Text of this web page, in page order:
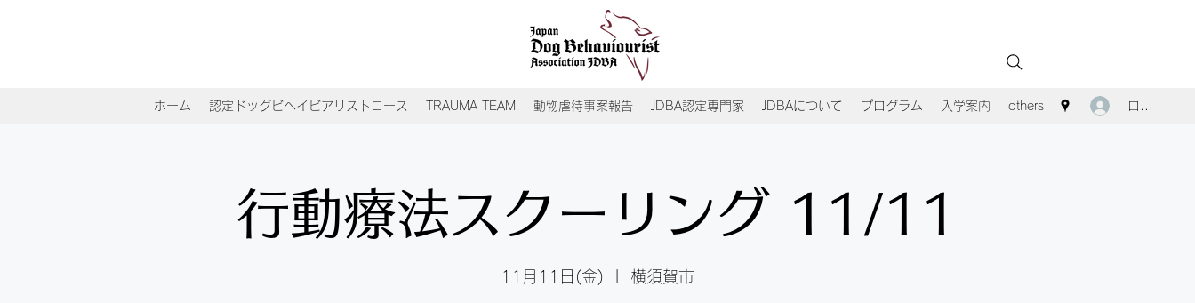
ホーム 認定ドッグビヘイビアリストコース TRAUMA TEAM 動物虐待事案報告 JDBA認定専門家 JDBAについて プログラム 入学案内 others ログイン
行動療法スクーリング 11/11
11月11日(金) 横須賀市